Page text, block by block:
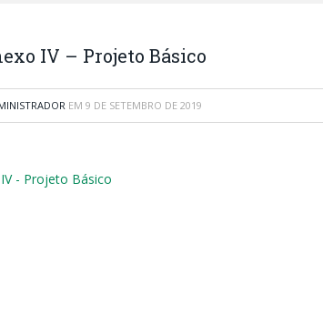
IV – Projeto Básico
EM 9 DE SETEMBRO DE 2019
- Projeto Básico